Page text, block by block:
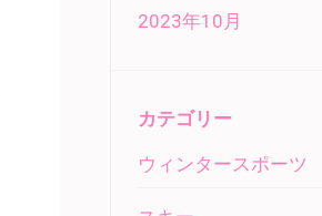
2023年10月
カテゴリー
ウィンタースポーツ